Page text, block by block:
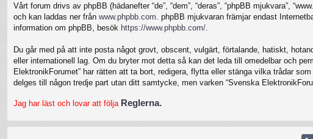
Vårt forum drivs av phpBB (hädanefter “de”, “dem”, “deras”, “phpBB mjukvara”,
och kan laddas ner från www.phpbb.com . phpBB mjukvaran främjar endast
information om phpBB, besök https://www.phpbb.com/
Du går med på att inte posta något grovt, obscent, vulgärt, förtalande, hatiskt,
eller internationell lag. Om du bryter mot detta så kan det leda till omedelbar och
ElektronikForumet” har rätten att ta bort, redigera, flytta eller stänga vilka trådar
delges till någon tredje part utan ditt samtycke, men varken “Svenska
Jag har läst och lovar att följa Reglerna.